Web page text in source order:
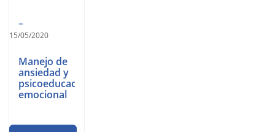
15/05/2020
Manejo de
ansiedad y
psicoeducación
emocional